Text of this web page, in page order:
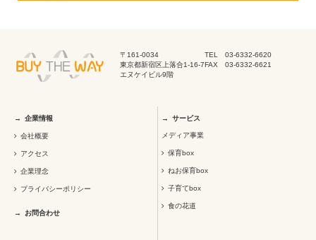
〒161-0034
東京都新宿区上落合1-16-7
エヌケイビル9階
TEL 03-6332-6620
FAX 03-6332-6621
企業情報
会社概要
アクセス
企業理念
プライバシーポリシー
お問合わせ
サービス
メディア事業
保育box
ねお保育box
子育てbox
食の花道